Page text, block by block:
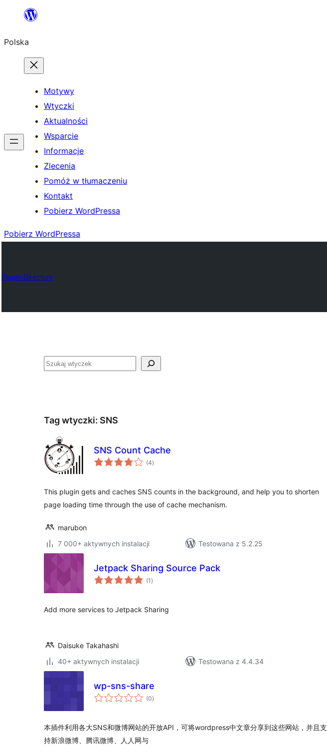
Przejdź
treści
Polska
Motywy
Wtyczki
Aktualności
Wsparcie
Informacje
Zlecenia
Pomóż w tłumaczeniu
Kontakt
Pobierz WordPressa
Pobierz WordPressa
Plugin Directory
Szukaj
Tag wtyczki: SNS
SNS Count Cache
(4wszystkich
ocen
)
This plugin gets and caches SNS counts in the background, and help you to shorten
page loading time through the use of cache mechanism.
marubon
7 000+ aktywnych instalacji
Testowana z 5.2.25
Jetpack Sharing Source Pack
(1 wszystkich
ocen
)
Add more services to Jetpack Sharing
Daisuke Takahashi
40+ aktywnych instalacji
Testowana z 4.4.34
wp-sns-share
(0wszystkich
ocen
)
本插件利用各大SNS和微博网站的开放API，可将wordpress中文章分享到这些网站，并且支
持新浪微博、腾讯微博、人人网与